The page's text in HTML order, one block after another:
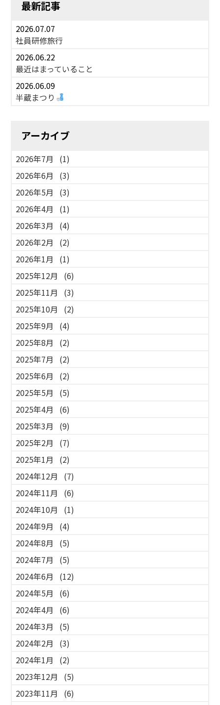
最新記事
2026.07.07
社員研修旅行
2026.06.22
最近はまっていること
2026.06.09
半蔵まつり
アーカイブ
2026年7月
(1)
2026年6月
(3)
2026年5月
(3)
2026年4月
(1)
2026年3月
(4)
2026年2月
(2)
2026年1月
(1)
2025年12月
(6)
2025年11月
(3)
2025年10月
(2)
2025年9月
(4)
2025年8月
(2)
2025年7月
(2)
2025年6月
(2)
2025年5月
(5)
2025年4月
(6)
2025年3月
(9)
2025年2月
(7)
2025年1月
(2)
2024年12月
(7)
2024年11月
(6)
2024年10月
(1)
2024年9月
(4)
2024年8月
(5)
2024年7月
(5)
2024年6月
(12)
2024年5月
(6)
2024年4月
(6)
2024年3月
(5)
2024年2月
(3)
2024年1月
(2)
2023年12月
(5)
2023年11月
(6)